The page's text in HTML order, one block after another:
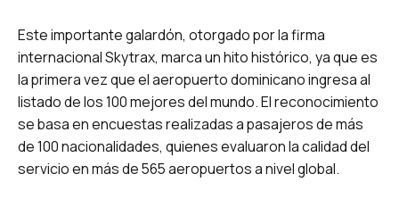
Este importante galardón, otorgado por la firma
internacional Skytrax, marca un hito histórico, ya que es
la primera vez que el aeropuerto dominicano ingresa al
listado de los 100 mejores del mundo. El reconocimiento
se basa en encuestas realizadas a pasajeros de más
de 100 nacionalidades, quienes evaluaron la calidad del
servicio en más de 565 aeropuertos a nivel global.